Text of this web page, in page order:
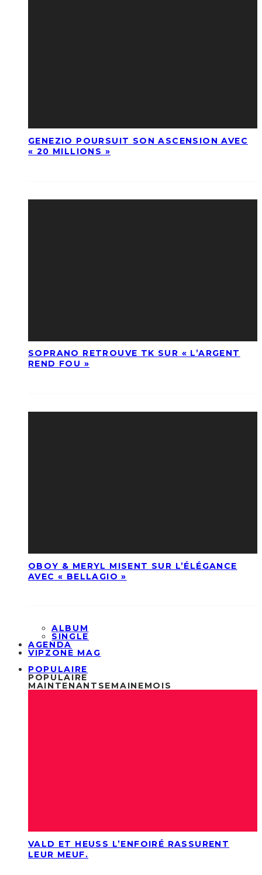
GENEZIO POURSUIT SON ASCENSION AVEC
« 20 MILLIONS »
SOPRANO RETROUVE TK SUR « L’ARGENT
REND FOU »
OBOY & MERYL MISENT SUR L’ÉLÉGANCE
AVEC « BELLAGIO »
ALBUM
SINGLE
AGENDA
VIPZONE MAG
POPULAIRE
POPULAIRE
MAINTENANT SEMAINEMOIS
VALD ET HEUSS L’ENFOIRÉ RASSURENT
LEUR MEUF.